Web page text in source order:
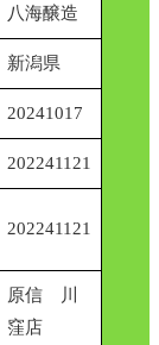
八海醸造
新潟県
20241017
202241121
202241121
原信 川
窪店